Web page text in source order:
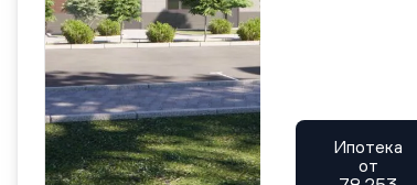
Ипотека
от